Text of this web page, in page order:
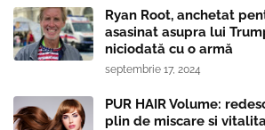
Ryan Root, anchetat
asasinat asupra lui
niciodată cu o armă
septembrie 17, 2024
PUR HAIR Volume:
plin de miscare si